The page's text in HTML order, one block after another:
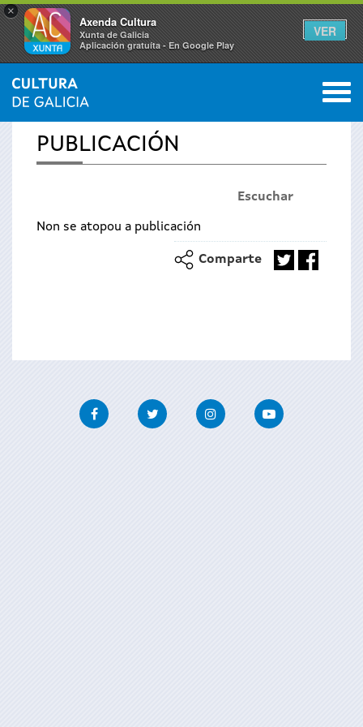
×
Axenda Cultura
Xunta de Galicia
Aplicación gratuíta - En Google Play
VER
Se
encuentra
INICIO › PUBLICACIONES 0
PUBLICACIÓN
Escuchar
Non se atopou a publicación
Comparte
FacebookTwitter InstagramYoutube